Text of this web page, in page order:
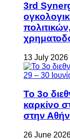
3rd
13 July 2026
Το 3ο
καρκίνο
στην
26 June